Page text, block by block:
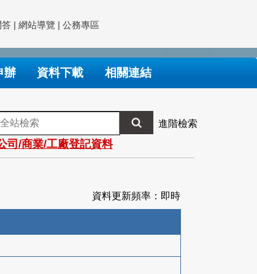
答 | 網站導覽 | 公務專區
辦 資料下載 相關連結
全
站
進階檢索
司/商業/工廠登記資料
資料更新頻率：即時